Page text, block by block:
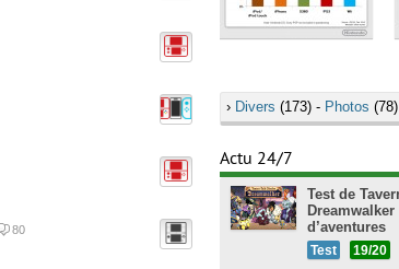
80
› Divers (173) - Photos (78)
Actu 24/7
Test de
d’aventures
Test 19/20